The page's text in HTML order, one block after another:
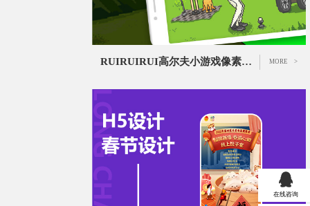
在线咨询
RUIRUIRUI高尔夫小游戏像素风设计 MORE >